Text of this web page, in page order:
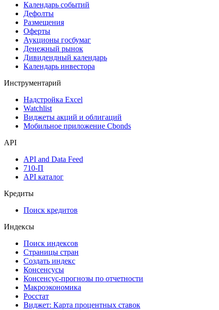
Календарь событий
Дефолты
Размещения
Оферты
Аукционы госбумаг
Денежный рынок
Дивидендный календарь
Календарь инвестора
Инструментарий
Надстройка Excel
Watchlist
Виджеты акций и облигаций
Мобильное приложение Cbonds
API
API and Data Feed
710-П
API каталог
Кредиты
Поиск кредитов
Индексы
Поиск индексов
Страницы стран
Создать индекс
Консенсусы
Консенсус-прогнозы по отчетности
Макроэкономика
Росстат
Виджет: Карта процентных ставок